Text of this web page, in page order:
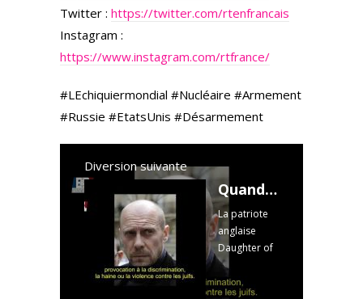
Twitter : https://twitter.com/rtenfrancais
Instagram :
https://www.instagram.com/rtfrance/
#LEchiquiermondial #Nucléaire #Armement
#Russie #EtatsUnis #Désarmement
Diversion suivante
Quand une patriote anglaise découvre les persécutions subies par Alain Soral
La patriote
anglaise
Daughter of
Albion
s’interroge :